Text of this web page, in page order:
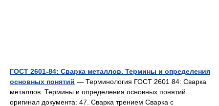
ГОСТ 2601-84: Сварка металлов. Термины и определения
основных понятий — Терминология ГОСТ 2601 84: Сварка
металлов. Термины и определения основных понятий
оригинал документа: 47. Cвapкa трением Сварка с